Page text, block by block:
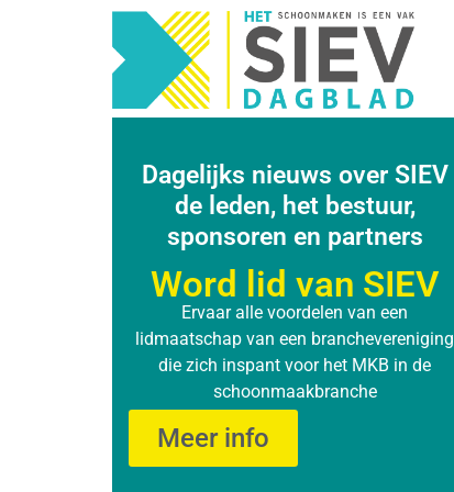
Dagelijks nieuws over SIEV
de leden, het bestuur,
sponsoren en partners
Word lid van SIEV
Ervaar alle voordelen van een
lidmaatschap van een branchevereniging
die zich inspant voor het MKB in de
schoonmaakbranche
Meer info